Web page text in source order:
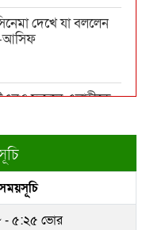
অন্য সব শ্রেণিতে
নির্দে...
হিংসা করবে, এটাই
দেখে যা বললেন
আসিফ
ফজলে এলাহীকে
পরিদর্শক বাপ্পিকে
- ৫:২৫ ভোর